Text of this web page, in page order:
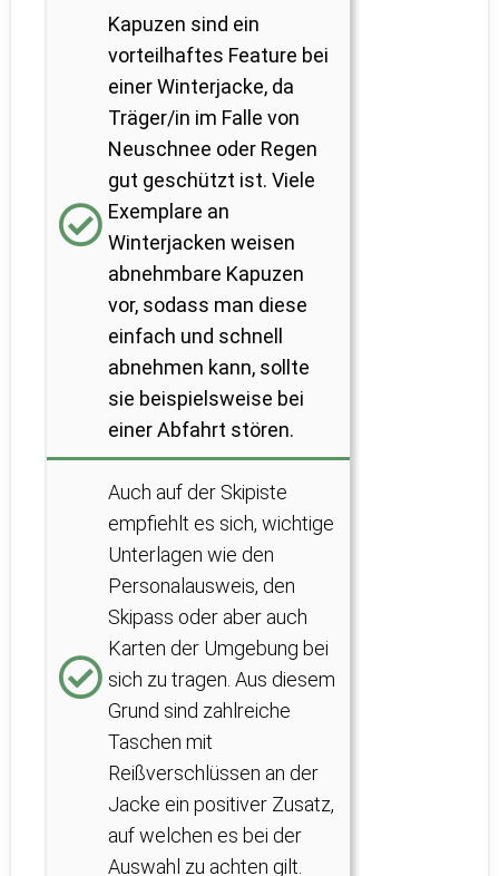
Kapuzen sind ein
vorteilhaftes Feature bei
einer Winterjacke, da
Träger/in im Falle von
Neuschnee oder Regen
gut geschützt ist. Viele
Exemplare an
Winterjacken weisen
abnehmbare Kapuzen
vor, sodass man diese
einfach und schnell
abnehmen kann, sollte
sie beispielsweise bei
einer Abfahrt stören.
Auch auf der Skipiste
empfiehlt es sich, wichtige
Unterlagen wie den
Personalausweis, den
Skipass oder aber auch
Karten der Umgebung bei
sich zu tragen. Aus diesem
Grund sind zahlreiche
Taschen mit
Reißverschlüssen an der
Jacke ein positiver Zusatz,
auf welchen es bei der
Auswahl zu achten gilt.